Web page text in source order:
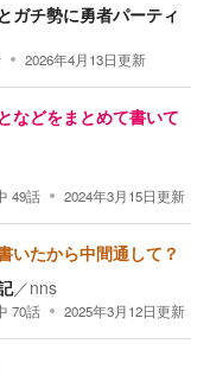
ガチ勢に勇者パーティ
2026年4月13日更新
などをまとめて書いて
49話 2024年3月15日更新
いたから中間通して？
／nns
70話 2025年3月12日更新